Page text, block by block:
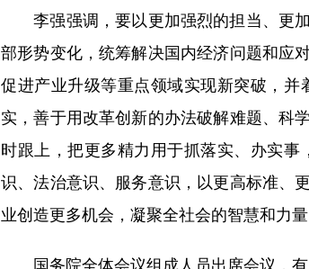
李强强调，要以更加强烈的担当、更加
部形势变化，统筹解决国内经济问题和应
促进产业升级等重点领域实现新突破，
实，善于用改革创新的办法破解难题、科
时跟上，把更多精力用于抓落实、办实
识、法治意识、服务意识，以更高标准、
业创造更多机会，凝聚全社会的智慧和力量
国务院全体会议组成人员出席会议，有